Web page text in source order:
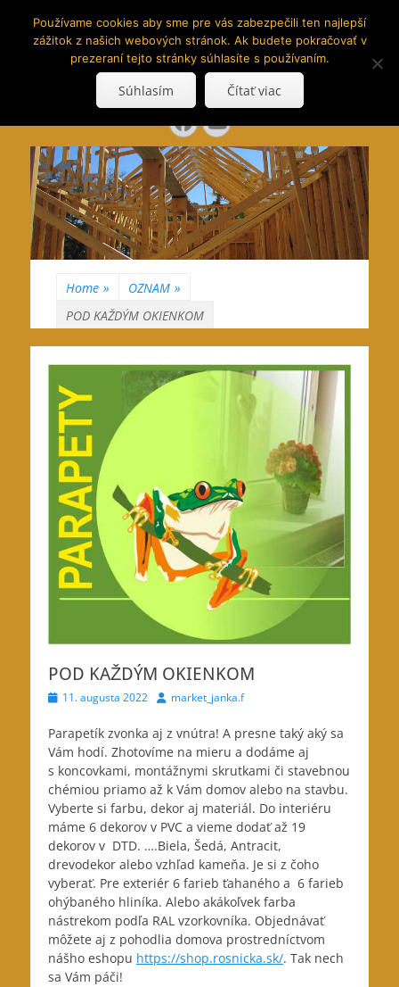
www.hranoly.sk
…kus prírody priamo k Vám
Search
Facebook
YouTube
Home » OZNAM »
POD KAŽDÝM OKIENKOM
POD KAŽDÝM OKIENKOM
Posted11. augusta 2022 Authormarket_janka.f
Parapetík zvonka aj z vnútra! A presne taký aký sa
Vám hodí. Zhotovíme na mieru a dodáme aj
s koncovkami, montážnymi skrutkami či stavebnou
chémiou priamo až k Vám domov alebo na stavbu.
Vyberte si farbu, dekor aj materiál. Do interiéru
máme 6 dekorov v PVC a vieme dodať až 19
dekorov v DTD. ….Biela, Šedá, Antracit,
drevodekor alebo vzhľad kameňa. Je si z čoho
vyberať. Pre exteriér 6 farieb ťahaného a 6 farieb
ohýbaného hliníka. Alebo akákoľvek farba
nástrekom podľa RAL vzorkovníka. Objednávať
môžete aj z pohodlia domova prostredníctvom
nášho eshopu https://shop.rosnicka.sk/. Tak nech
sa Vám páči!
Používame cookies aby sme pre vás zabezpečili ten najlepší
zážitok z našich webových stránok. Ak budete pokračovať v
prezeraní tejto stránky súhlasíte s používaním.
Súhlasím Čítať viac